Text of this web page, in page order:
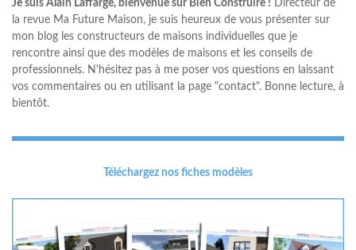
Je suis Alain Laffarge, bienvenue sur Bien Construire ! Directeur de
la revue Ma Future Maison, je suis heureux de vous présenter sur
mon blog les constructeurs de maisons individuelles que je
rencontre ainsi que des modèles de maisons et les conseils de
professionnels. N'hésitez pas à me poser vos questions en laissant
vos commentaires ou en utilisant la page "contact". Bonne lecture, à
bientôt.
Téléchargez nos fiches modèles